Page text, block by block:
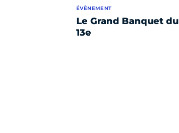
Le Grand Banquet du
13e
ÉVÈNEMENT